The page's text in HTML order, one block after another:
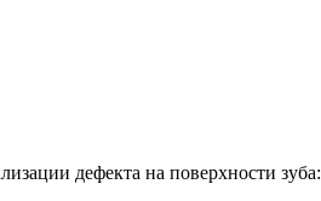
дефекта на поверхности зуба: